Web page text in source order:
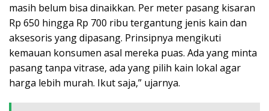
masih belum bisa dinaikkan. Per meter pasang kisaran
Rp 650 hingga Rp 700 ribu tergantung jenis kain dan
aksesoris yang dipasang. Prinsipnya mengikuti
kemauan konsumen asal mereka puas. Ada yang minta
pasang tanpa vitrase, ada yang pilih kain lokal agar
harga lebih murah. Ikut saja,” ujarnya.